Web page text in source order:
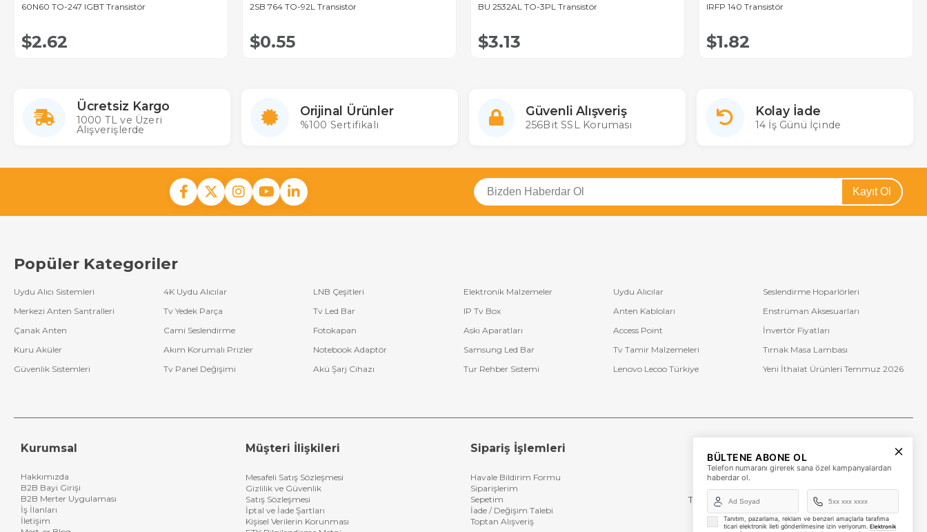
60N60 TO-247 IGBT Transistör
$2.62
2SB 764 TO-92L Transistör
$0.55
BU 2532AL TO-3PL Transistör
$3.13
IRFP 140 Transistör
$1.82
Ücretsiz Kargo
1000 TL ve Üzeri
Alışverişlerde
Orijinal Ürünler
%100 Sertifikalı
Güvenli Alışveriş
256Bit SSL Koruması
Kolay İade
14 İş Günü İçinde
Kayıt Ol
Popüler Kategoriler
Uydu Alıcı Sistemleri 4K Uydu Alıcılar LNB Çeşitleri Elektronik Malzemeler Uydu Alıcılar
Seslendirme Hoparlörleri
Merkezi Anten Santralleri
Tv Yedek Parça Tv Led Bar IP Tv Box Anten Kabloları
Enstrüman Aksesuarları
Çanak Anten
Cami Seslendirme Fotokapan Askı Aparatları Access Point
İnvertör Fiyatları
Kuru Aküler
Akım Korumalı Prizler Notebook Adaptör Samsung Led Bar Tv Tamir Malzemeleri
Tırnak Masa Lambası
Güvenlik Sistemleri
Tv Panel Değişimi Akü Şarj Cihazı Tur Rehber Sistemi Lenovo Lecoo Türkiye Yeni İthalat Ürünleri Temmuz 2026
Kurumsal
Hakkımızda
B2B Bayi Girişi
B2B Merter Uygulaması
İş İlanları
İletişim
Müşteri İlişkileri
Mesafeli Satış Sözleşmesi
Gizlilik ve Güvenlik
Satış Sözleşmesi
İptal ve İade Şartları
Kişisel Verilerin Korunması
Sipariş İşlemleri
Havale Bildirim Formu
Siparişlerim
Sepetim
İade / Değişim Talebi
Toptan Alışveriş
+90 (850) 473 08 08
Tevfik Bey Mah. Dr. Ali Demir Cd. No:51 Kat:2 Kobi İş
Merkezi
Küçükçekmece / İstanbul
BÜLTENE ABONE OL
Telefon numaranı girerek sana özel kampanyalardan
haberdar ol.
Tanıtım, pazarlama, reklam ve benzeri amaçlarla tarafıma
ticari elektronik ileti gönderilmesine izin veriyorum. Elektronik